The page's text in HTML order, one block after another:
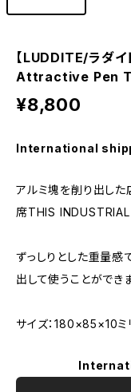
【LUDDITE/ラダ
Attractive Pen
¥8,800
International
アルミ塊を削り出し
席THIS
ずっしりとした重量感
出して使うことができま
サイズ：180×85×10ミ